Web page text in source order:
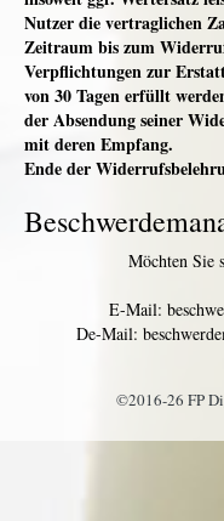
Nutzer die vertraglichen
Zeitraum bis zum
Verpflichtungen zur
von 30 Tagen erfüllt
der Absendung seiner
mit deren Empfang.
Ende der
Möchten Sie
E-Mail:
De-Mail:
©2016-26 FP